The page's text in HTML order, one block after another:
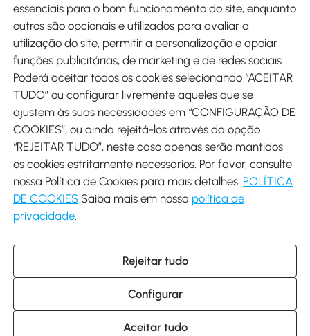
Métodos de pagamento
Envio
Descarregar Aosom App
Google Play
+34 931 294 512 (Seg-Sex das 7:30 às 16:30h)
info@aosom.pt
C/ Roc Gros, nº 15. 08550 Els Hostalets de Balenyà (Barcelona),
Espanha
© 2014-2026 SPANISH AOSOM SL (NIF: B66295775) Todos os
essenciais para o bom funcionamento do site, enquanto
outros são opcionais e utilizados para avaliar a
utilização do site, permitir a personalização e apoiar
funções publicitárias, de marketing e de redes sociais.
Poderá aceitar todos os cookies selecionando “ACEITAR
TUDO” ou configurar livremente aqueles que se
ajustem às suas necessidades em “CONFIGURAÇÃO DE
COOKIES”, ou ainda rejeitá-los através da opção
“REJEITAR TUDO”, neste caso apenas serão mantidos
os cookies estritamente necessários. Por favor, consulte
nossa Política de Cookies para mais detalhes: POLÍTICA
DE COOKIES Saiba mais em nossa política de
privacidade
Rejeitar tudo
Configurar
Aceitar tudo